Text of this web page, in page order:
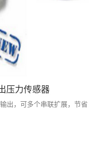
压力传感器
出，可多个串联扩展，节省